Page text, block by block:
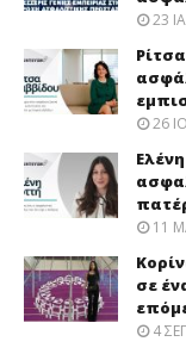
23
26
11
σε
4